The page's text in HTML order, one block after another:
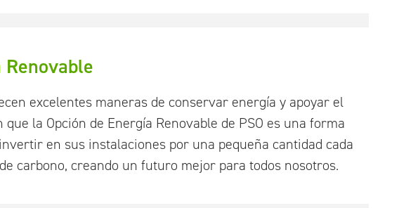
excelentes maneras de conservar energía y apoyar el
la Opción de Energía Renovable de PSO es una forma
en sus instalaciones por una pequeña cantidad cada
carbono, creando un futuro mejor para todos nosotros.